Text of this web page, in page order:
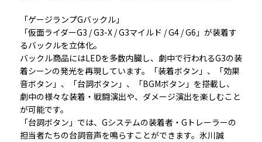
「ゲージランプGバックル」
「仮面ライダーG3 / G3-X / G3マイルド / G4 / G6」が装着す
るバックルを立体化。
バックル商品にはLEDを多数内臓し、劇中で行われるG3の装
着シーンの発光を再現しています。「装着ボタン」、「効果
音ボタン」、「台詞ボタン」、「BGMボタン」を搭載し、
劇中の様々な装着・戦闘演出や、ダメージ演出を楽しむこと
が可能です。
「台詞ボタン」では、Gシステムの装着者・Gトレーラーの
担当者たちの台詞音声を鳴らすことができます。氷川誠